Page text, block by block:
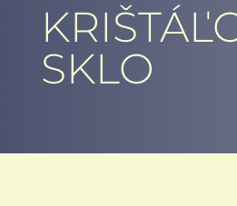
SKLO